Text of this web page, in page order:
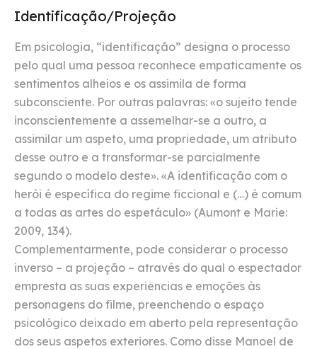
Identificação/Projeção
Em psicologia, “identificação” designa o processo
pelo qual uma pessoa reconhece empaticamente os
sentimentos alheios e os assimila de forma
subconsciente. Por outras palavras: «o sujeito tende
inconscientemente a assemelhar-se a outro, a
assimilar um aspeto, uma propriedade, um atributo
desse outro e a transformar-se parcialmente
segundo o modelo deste». «A identificação com o
herói é específica do regime ficcional e (…) é comum
a todas as artes do espetáculo» (Aumont e Marie:
2009, 134).
Complementarmente, pode considerar o processo
inverso – a projeção – através do qual o espectador
empresta as suas experiências e emoções às
personagens do filme, preenchendo o espaço
psicológico deixado em aberto pela representação
dos seus aspetos exteriores. Como disse Manoel de